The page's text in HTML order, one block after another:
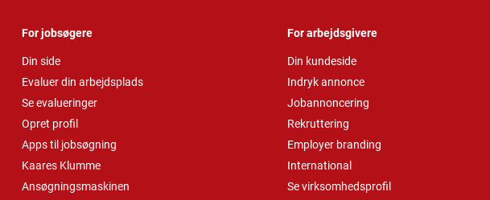
For jobsøgere
Din side
Evaluer din arbejdsplads
Se evalueringer
Opret profil
Apps til jobsøgning
Kaares Klumme
Ansøgningsmaskinen
For arbejdsgivere
Din kundeside
Indryk annonce
Jobannoncering
Rekruttering
Employer branding
International
Se virksomhedsprofil